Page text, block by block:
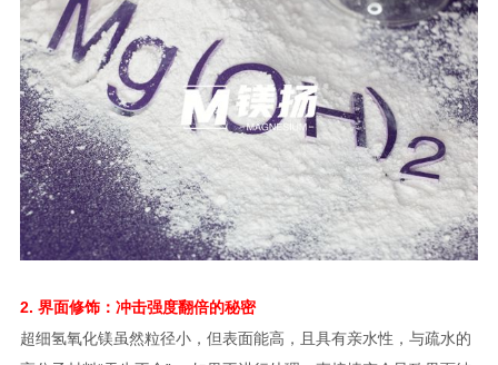
2. 界面修饰：冲击强度翻倍的秘密
超细氢氧化镁虽然粒径小，但表面能高，且具有亲水性，与疏水的